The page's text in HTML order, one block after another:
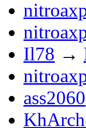
Il78 →
ass2060